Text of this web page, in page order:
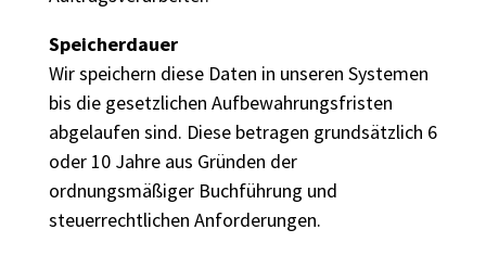
Speicherdauer
Wir speichern diese Daten in unseren Systemen
bis die gesetzlichen Aufbewahrungsfristen
abgelaufen sind. Diese betragen grundsätzlich 6
oder 10 Jahre aus Gründen der
ordnungsmäßiger Buchführung und
steuerrechtlichen Anforderungen.